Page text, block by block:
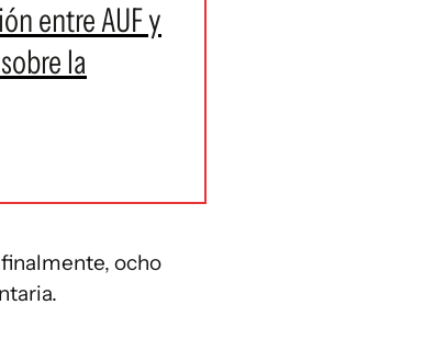
entre AUF y
la
ocho